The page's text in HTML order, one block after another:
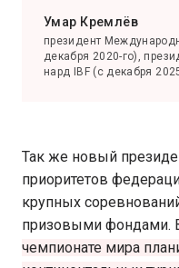
Умар Кремлёв
президент
декабря 2020-го),
нард IBF (с декабря
Так же новый
приоритетов
крупных
призовыми фондами. В
чемпионате мира